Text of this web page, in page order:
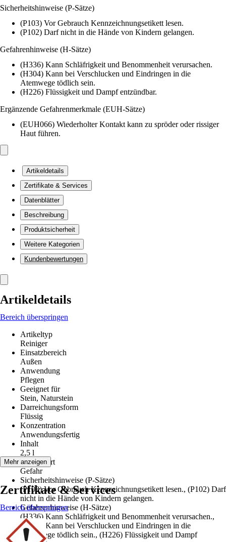
Sicherheitshinweise (P-Sätze)
(P103) Vor Gebrauch Kennzeichnungsetikett lesen.
(P102) Darf nicht in die Hände von Kindern gelangen.
Gefahrenhinweise (H-Sätze)
(H336) Kann Schläfrigkeit und Benommenheit verursachen.
(H304) Kann bei Verschlucken und Eindringen in die
Atemwege tödlich sein.
(H226) Flüssigkeit und Dampf entzündbar.
Ergänzende Gefahrenmerkmale (EUH-Sätze)
(EUH066) Wiederholter Kontakt kann zu spröder oder rissiger
Haut führen.
Artikeldetails
Zertifikate & Services
Datenblätter
Beschreibung
Produktsicherheit
Weitere Kategorien
Kundenbewertungen
Artikeldetails
Bereich überspringen
Artikeltyp
Reiniger
Einsatzbereich
Außen
Anwendung
Pflegen
Geeignet für
Stein, Naturstein
Darreichungsform
Flüssig
Konzentration
Anwendungsfertig
Inhalt
2,5 l
Signalwort
Gefahr
Sicherheitshinweise (P-Sätze)
(P103) Vor Gebrauch Kennzeichnungsetikett lesen., (P102) Darf
nicht in die Hände von Kindern gelangen.
Gefahrenhinweise (H-Sätze)
(H336) Kann Schläfrigkeit und Benommenheit verursachen.,
(H304) Kann bei Verschlucken und Eindringen in die
Atemwege tödlich sein., (H226) Flüssigkeit und Dampf
Mehr anzeigen
Zertifikate & Services
Bereich überspringen